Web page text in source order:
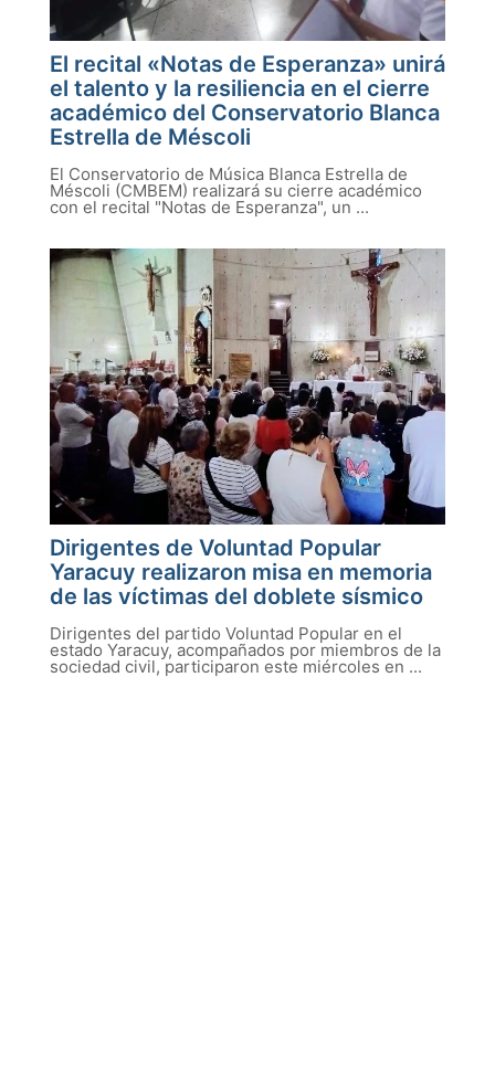
El recital «Notas de Esperanza» unirá
el talento y la resiliencia en el cierre
académico del Conservatorio Blanca
Estrella de Méscoli
El Conservatorio de Música Blanca Estrella de
Méscoli (CMBEM) realizará su cierre académico
con el recital "Notas de Esperanza", un ...
Dirigentes de Voluntad Popular
Yaracuy realizaron misa en memoria
de las víctimas del doblete sísmico
Dirigentes del partido Voluntad Popular en el
estado Yaracuy, acompañados por miembros de la
sociedad civil, participaron este miércoles en ...